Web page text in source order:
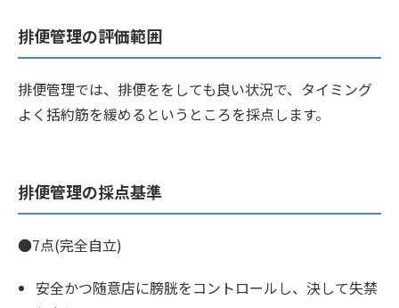
排便管理の評価範囲
排便管理では、排便ををしても良い状況で、タイミング
よく括約筋を緩めるというところを採点します。
排便管理の採点基準
●7点(完全自立)
安全かつ随意店に膀胱をコントロールし、決して失禁